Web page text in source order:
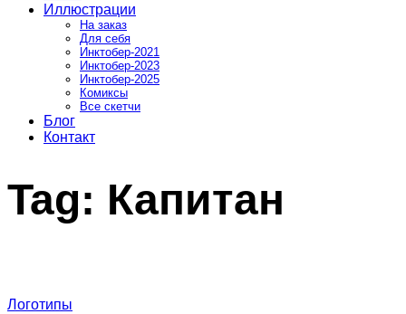
Иллюстрации
На заказ
Для себя
Инктобер-2021
Инктобер-2023
Инктобер-2025
Комиксы
Все скетчи
Блог
Контакт
Tag: Капитан
Логотипы